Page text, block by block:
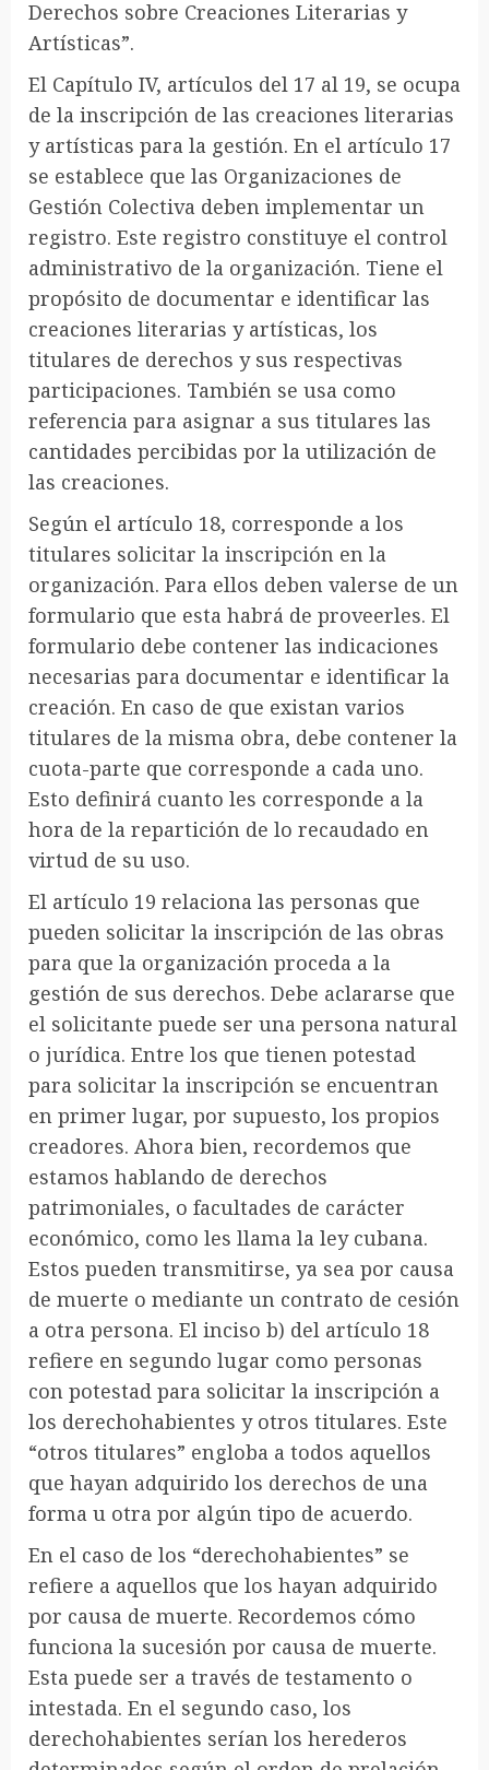
Derechos sobre Creaciones Literarias y
Artísticas”.
El Capítulo IV, artículos del 17 al 19, se ocupa
de la inscripción de las creaciones literarias
y artísticas para la gestión. En el artículo 17
se establece que las Organizaciones de
Gestión Colectiva deben implementar un
registro. Este registro constituye el control
administrativo de la organización. Tiene el
propósito de documentar e identificar las
creaciones literarias y artísticas, los
titulares de derechos y sus respectivas
participaciones. También se usa como
referencia para asignar a sus titulares las
cantidades percibidas por la utilización de
las creaciones.
Según el artículo 18, corresponde a los
titulares solicitar la inscripción en la
organización. Para ellos deben valerse de un
formulario que esta habrá de proveerles. El
formulario debe contener las indicaciones
necesarias para documentar e identificar la
creación. En caso de que existan varios
titulares de la misma obra, debe contener la
cuota-parte que corresponde a cada uno.
Esto definirá cuanto les corresponde a la
hora de la repartición de lo recaudado en
virtud de su uso.
El artículo 19 relaciona las personas que
pueden solicitar la inscripción de las obras
para que la organización proceda a la
gestión de sus derechos. Debe aclararse que
el solicitante puede ser una persona natural
o jurídica. Entre los que tienen potestad
para solicitar la inscripción se encuentran
en primer lugar, por supuesto, los propios
creadores. Ahora bien, recordemos que
estamos hablando de derechos
patrimoniales, o facultades de carácter
económico, como les llama la ley cubana.
Estos pueden transmitirse, ya sea por causa
de muerte o mediante un contrato de cesión
a otra persona. El inciso b) del artículo 18
refiere en segundo lugar como personas
con potestad para solicitar la inscripción a
los derechohabientes y otros titulares. Este
“otros titulares” engloba a todos aquellos
que hayan adquirido los derechos de una
forma u otra por algún tipo de acuerdo.
En el caso de los “derechohabientes” se
refiere a aquellos que los hayan adquirido
por causa de muerte. Recordemos cómo
funciona la sucesión por causa de muerte.
Esta puede ser a través de testamento o
intestada. En el segundo caso, los
derechohabientes serían los herederos